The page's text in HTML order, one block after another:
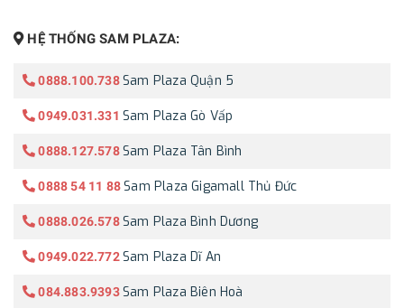
HỆ THỐNG SAM PLAZA:
0888.100.738 Sam Plaza Quận 5
0949.031.331 Sam Plaza Gò Vấp
0888.127.578 Sam Plaza Tân Bình
0888 54 11 88 Sam Plaza Gigamall Thủ Đức
0888.026.578 Sam Plaza Bình Dương
0949.022.772 Sam Plaza Dĩ An
084.883.9393 Sam Plaza Biên Hoà